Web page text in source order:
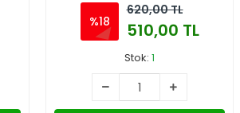
%18
620,00 TL
510,00 TL
Stok: 1